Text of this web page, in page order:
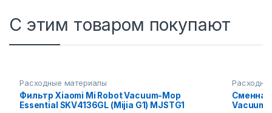
С этим товаром покупают
Расходные материалы
Фильтр Xiaomi Mi Robot Vacuum-Mop
Essential SKV4136GL (Mijia G1) MJSTG1
Сменная
Vacuum